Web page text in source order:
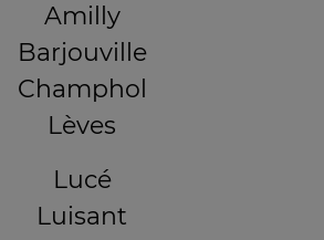
Amilly
Barjouville
Champhol
Lèves
Lucé
Luisant